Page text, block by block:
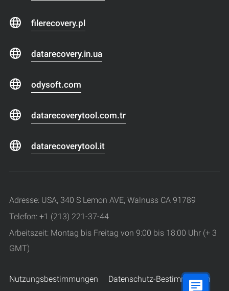
filerecovery.pl
datarecovery.in.ua
odysoft.com
datarecoverytool.com.tr
datarecoverytool.it
Adresse: USA, 340 S Lemon AVE, Walnuss CA 91789
Telefon: +1 (213) 221-37-44
Arbeitszeit: Montag bis Freitag von 9:00 bis 18:00 Uhr (+ 3
GMT)
Nutzungsbestimmungen
Datenschutz-Bestimmungen